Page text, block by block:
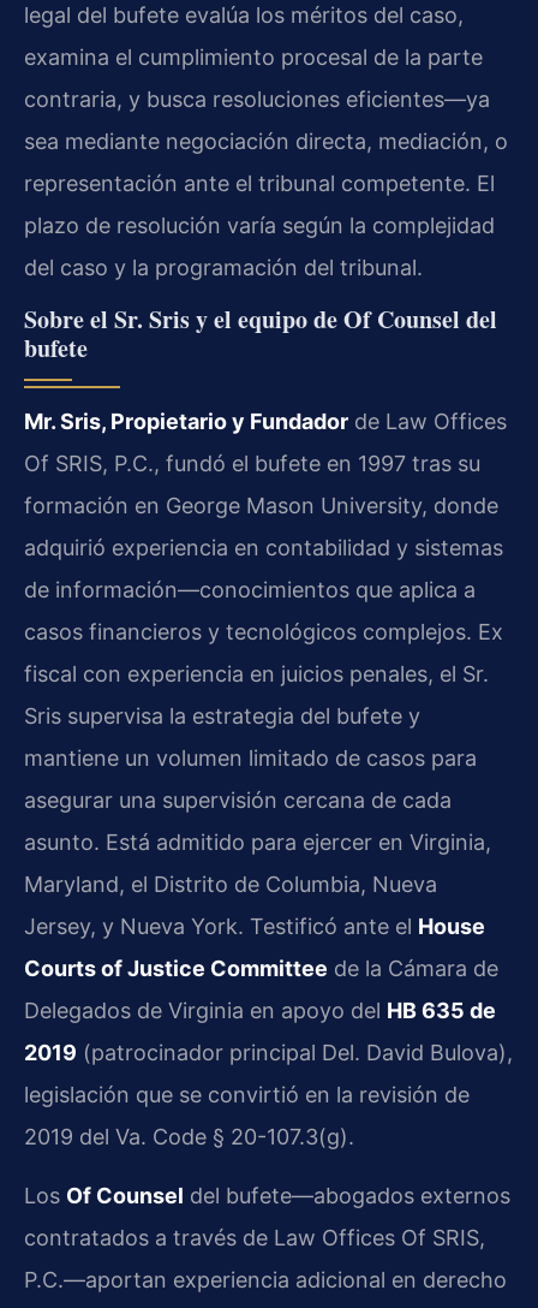
legal del bufete evalúa los méritos del caso,
examina el cumplimiento procesal de la parte
contraria, y busca resoluciones eficientes—ya
sea mediante negociación directa, mediación, o
representación ante el tribunal competente. El
plazo de resolución varía según la complejidad
del caso y la programación del tribunal.
Sobre el Sr. Sris y el equipo de Of Counsel del
bufete
Mr. Sris, Propietario y Fundador de Law Offices
Of SRIS, P.C., fundó el bufete en 1997 tras su
formación en George Mason University, donde
adquirió experiencia en contabilidad y sistemas
de información—conocimientos que aplica a
casos financieros y tecnológicos complejos. Ex
fiscal con experiencia en juicios penales, el Sr.
Sris supervisa la estrategia del bufete y
mantiene un volumen limitado de casos para
asegurar una supervisión cercana de cada
asunto. Está admitido para ejercer en Virginia,
Maryland, el Distrito de Columbia, Nueva
Jersey, y Nueva York. Testificó ante el House
Courts of Justice Committee de la Cámara de
Delegados de Virginia en apoyo del HB 635 de
2019 (patrocinador principal Del. David Bulova),
legislación que se convirtió en la revisión de
2019 del Va. Code § 20-107.3(g).
Los Of Counsel del bufete—abogados externos
contratados a través de Law Offices Of SRIS,
P.C.—aportan experiencia adicional en derecho